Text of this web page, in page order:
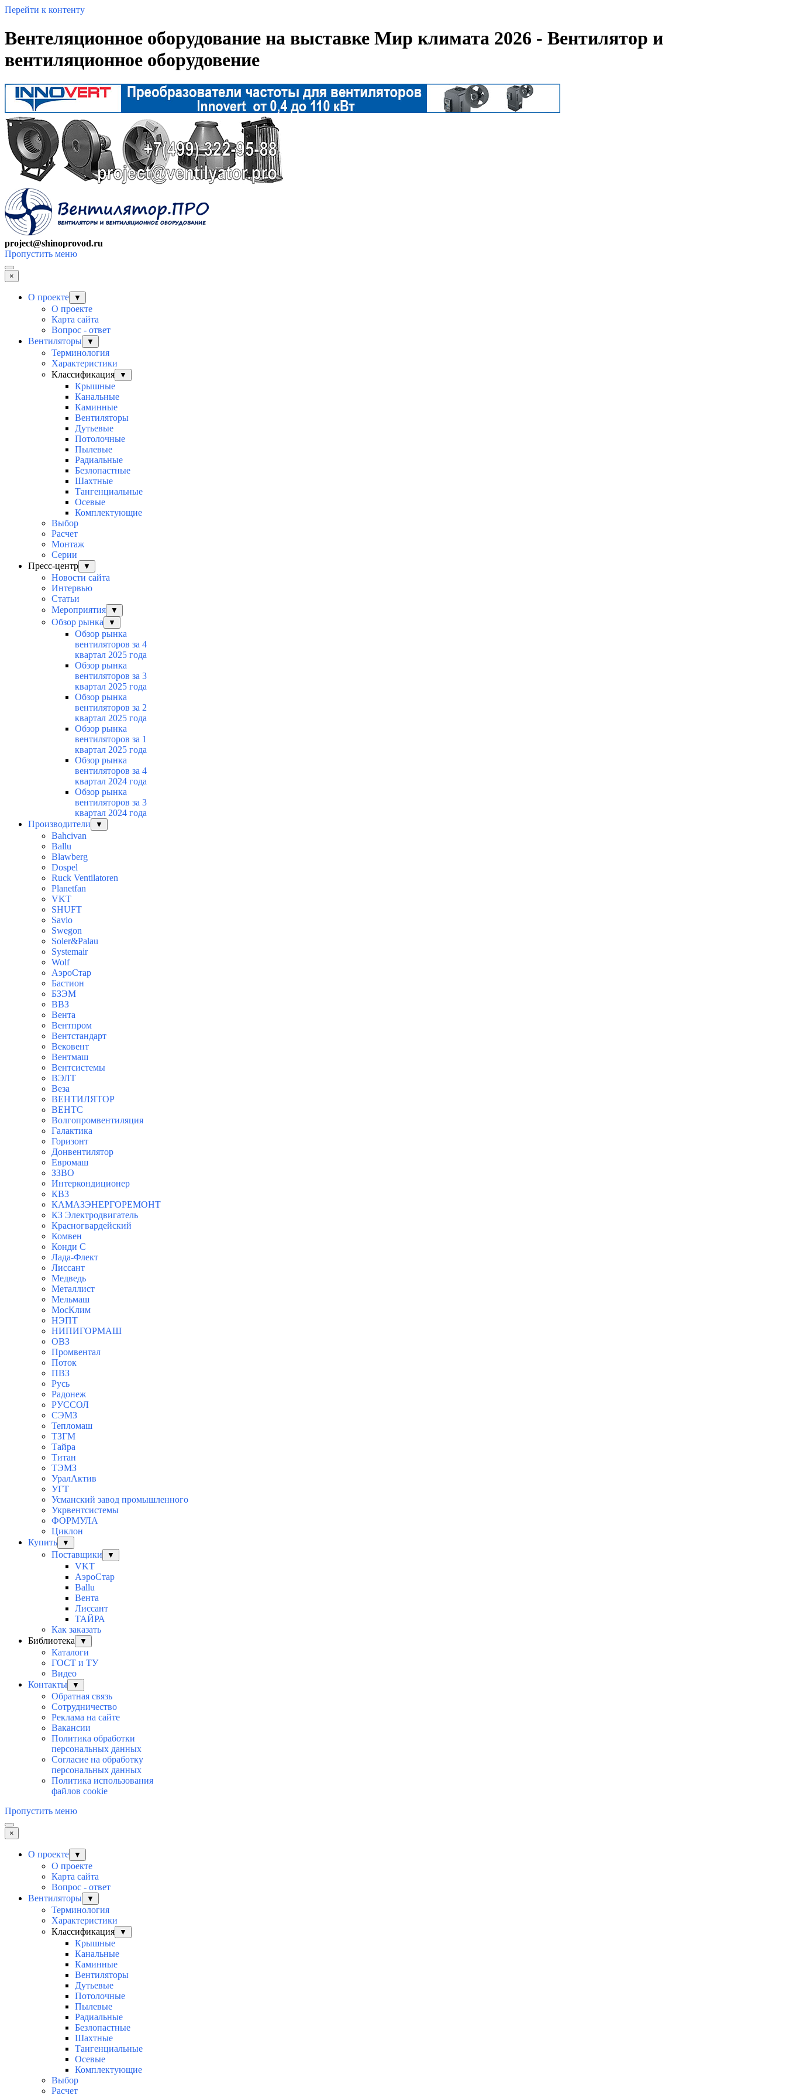
Перейти к контенту
Вентеляционное оборудование на выставке Мир климата 2026 - Вентилятор и
вентиляционное оборудовение
project@shinoprovod.ru
Пропустить меню
×
О проекте ▼
О проекте
Карта сайта
Вопрос - ответ
Вентиляторы
▼
Терминология
Характеристики
Классификация
▼
Крышные
Канальные
Каминные
Вентиляторы
Дутьевые
Потолочные
Пылевые
Радиальные
Безлопастные
Шахтные
Тангенциальные
Осевые
Комплектующие
Выбор
Расчет
Монтаж
Серии
Пресс-центр
▼
Новости сайта
Интервью
Статьи
Мероприятия
▼
Обзор рынка ▼
Обзор рынка
вентиляторов за 4
квартал 2025 года
Обзор рынка
вентиляторов за 3
квартал 2025 года
Обзор рынка
вентиляторов за 2
квартал 2025 года
Обзор рынка
вентиляторов за 1
квартал 2025 года
Обзор рынка
вентиляторов за 4
квартал 2024 года
Обзор рынка
вентиляторов за 3
квартал 2024 года
Производители
▼
Bahcivan
Ballu
Blawberg
Dospel
Ruck Ventilatoren
Planetfan
VKT
SHUFT
Savio
Swegon
Soler&Palau
Systemair
Wolf
АэроСтар
Бастион
БЗЭМ
ВВЗ
Вента
Вентпром
Вентстандарт
Вековент
Вентмаш
Вентсистемы
ВЭЛТ
Веза
ВЕНТИЛЯТОР
ВЕНТС
Волгопромвентиляция
Галактика
Горизонт
Донвентилятор
Евромаш
ЗЗВО
Интеркондиционер
КВ3
КАМАЗЭНЕРГОРЕМОНТ
КЗ Электродвигатель
Красногвардейский
Комвен
Конди С
Лада-Флект
Лиссант
Медведь
Металлист
Мельмаш
МосКлим
НЭПТ
НИПИГОРМАШ
ОВЗ
Промвентал
Поток
ПВЗ
Русь
Радонеж
РУССОЛ
СЭМЗ
Тепломаш
ТЗГМ
Тайра
Титан
ТЭМЗ
УралАктив
УГТ
Усманский завод промышленного
Укрвентсистемы
ФОРМУЛА
Циклон
Купить
▼
Поставщики ▼
VKT
АэроСтар
Ballu
Вента
Лиссант
ТАЙРА
Как заказать
Библиотека
▼
Каталоги
ГОСТ и ТУ
Видео
Контакты
▼
Обратная связь
Сотрудничество
Реклама на сайте
Вакансии
Политика обработки
персональных данных
Согласие на обработку
персональных данных
Политика использования
файлов cookie
Пропустить меню
×
О проекте ▼
О проекте
Карта сайта
Вопрос - ответ
Вентиляторы
▼
Терминология
Характеристики
Классификация
▼
Крышные
Канальные
Каминные
Вентиляторы
Дутьевые
Потолочные
Пылевые
Радиальные
Безлопастные
Шахтные
Тангенциальные
Осевые
Комплектующие
Выбор
Расчет